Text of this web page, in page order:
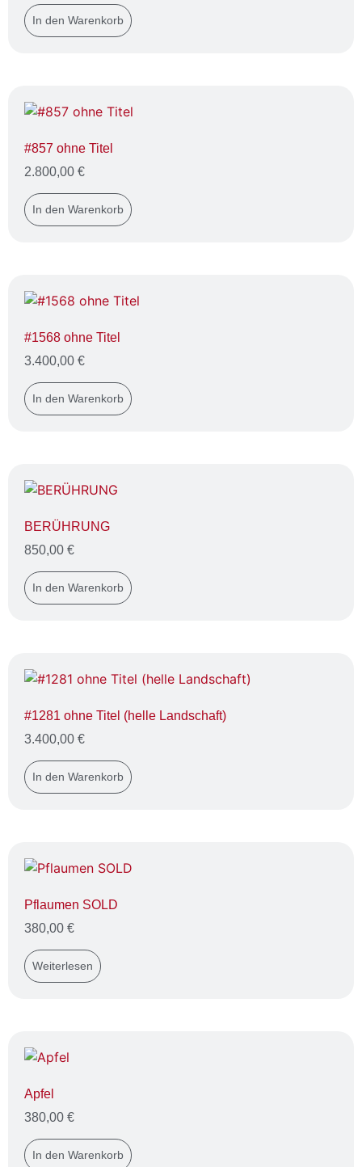
In den Warenkorb
#857 ohne Titel
2.800,00 €
In den Warenkorb
#1568 ohne Titel
3.400,00 €
In den Warenkorb
BERÜHRUNG
850,00 €
In den Warenkorb
#1281 ohne Titel (helle Landschaft)
3.400,00 €
In den Warenkorb
Pflaumen SOLD
380,00 €
Weiterlesen
Apfel
380,00 €
In den Warenkorb